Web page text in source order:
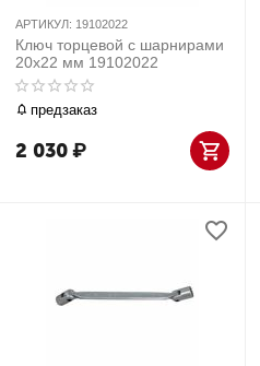
АРТИКУЛ: 19102022
Ключ торцевой с шарнирами
20x22 мм 19102022
предзаказ
2 030₽